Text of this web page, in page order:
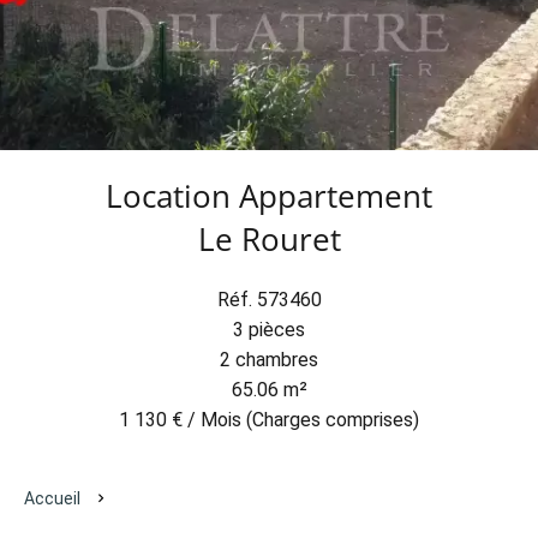
Location Appartement
Le Rouret
Réf. 573460
3 pièces
2 chambres
65.06 m²
1 130 € / Mois (Charges comprises)
Accueil